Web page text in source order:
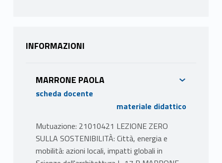
INFORMAZIONI
MARRONE PAOLA
scheda docente
materiale didattico
Mutuazione: 21010421 LEZIONE ZERO
SULLA SOSTENIBILITÀ: Città, energia e
mobilità: azioni locali, impatti globali in